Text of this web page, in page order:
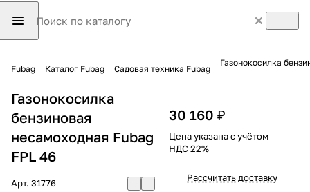
Fubag Каталог Fubag Садовая техника Fubag
Газонокосилка
Газонокосилка
бензиновая
несамоходная Fubag
FPL 46
Арт. 31776
30 160 ₽
Цена указана с учётом
НДС 22%
Рассчитать доставку